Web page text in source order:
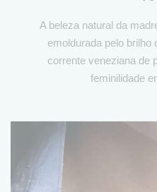
A beleza natural da
emoldurada pelo
corrente veneziana de
feminilidade